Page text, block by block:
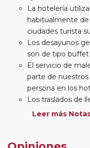
La hotelería
habitualmente de
ciudades turista
Los desayunos
son de tipo
El servicio de
parte de
persona en los
Los traslados de
estarán incluidos
suplemento de
Leer más